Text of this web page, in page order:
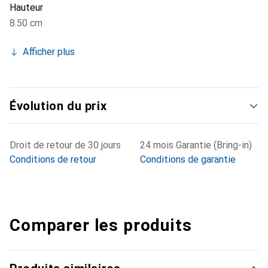
Hauteur
8.50 cm
Afficher plus
Évolution du prix
Droit de retour de 30 jours
Conditions de retour
24 mois Garantie (Bring-in)
Conditions de garantie
Comparer les produits